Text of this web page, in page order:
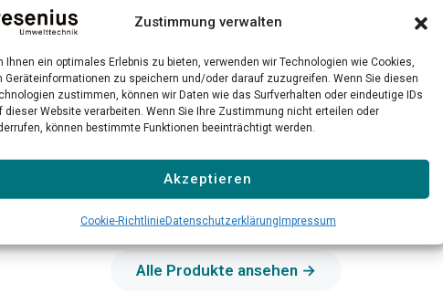
Zustimmung verwalten
Ihnen ein optimales Erlebnis zu bieten, verwenden wir Technologien wie Cookies,
Geräteinformationen zu speichern und/oder darauf zuzugreifen. Wenn Sie diesen
zustimmen, können wir Daten wie das Surfverhalten oder eindeutige IDs
dieser Website verarbeiten. Wenn Sie Ihre Zustimmung nicht erteilen oder
können bestimmte Funktionen beeinträchtigt werden.
Akzeptieren
Cookie-RichtlinieDatenschutzerklärungImpressum
TDLAS
Laseranalysator für
Biomethan-
erfahren →
Gas Analyzer 150
Präzise NDIR-Messung gefährlicher
Lösemittel in industriellen
Mehr erfahren →
Alle Produkte ansehen →